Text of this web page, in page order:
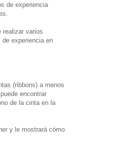
de experiencia
realizar varios
experiencia en
(ribbons) a menos
encontrar
de la cinta en la
y le mostrará cómo